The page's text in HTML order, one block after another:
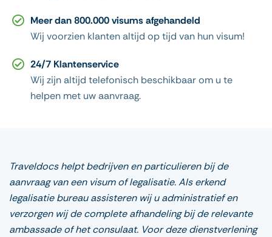
Meer dan 800.000 visums afgehandeld
Wij voorzien klanten altijd op tijd van hun visum!
24/7 Klantenservice
Wij zijn altijd telefonisch beschikbaar om u te
helpen met uw aanvraag.
Traveldocs helpt bedrijven en particulieren bij de
aanvraag van een visum of legalisatie. Als erkend
legalisatie bureau assisteren wij u administratief en
verzorgen wij de complete afhandeling bij de relevante
ambassade of het consulaat. Voor deze dienstverlening